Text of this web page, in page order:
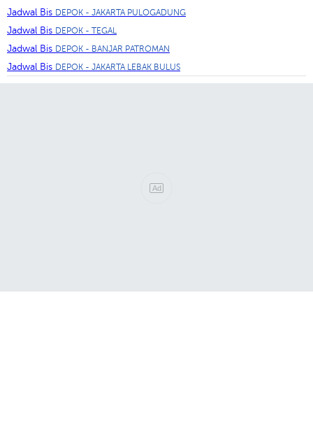
Jadwal Bis DEPOK - JAKARTA PULOGADUNG
Jadwal Bis DEPOK - TEGAL
Jadwal Bis DEPOK - BANJAR PATROMAN
Jadwal Bis DEPOK - JAKARTA LEBAK BULUS